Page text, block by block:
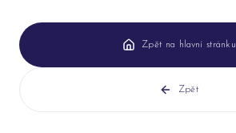
Zpět na hlavní stránku
Zpět